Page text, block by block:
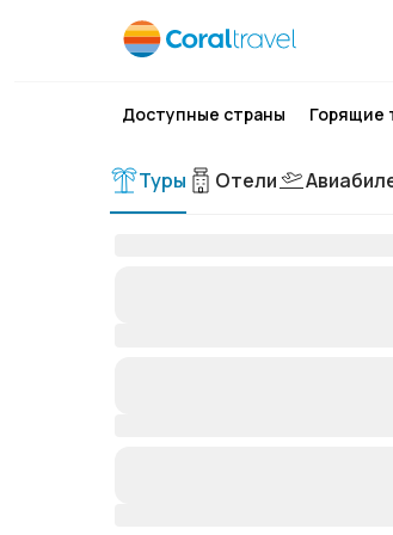
Доступные страны Горящие
Туры Отели